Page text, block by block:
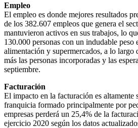
Empleo
El empleo es donde mejores resultados
de los 382.607 empleos que genera el
mantuvieron activos en sus trabajos, lo
130.000 personas con un indudable peso
alimentación y supermercados, a lo largo
más las personas incorporadas y las
septiembre.
Facturación
El impacto en la facturación es
franquicia formado principalmente por
empresas perderá un 25,4% de la
ejercicio 2020 según los datos